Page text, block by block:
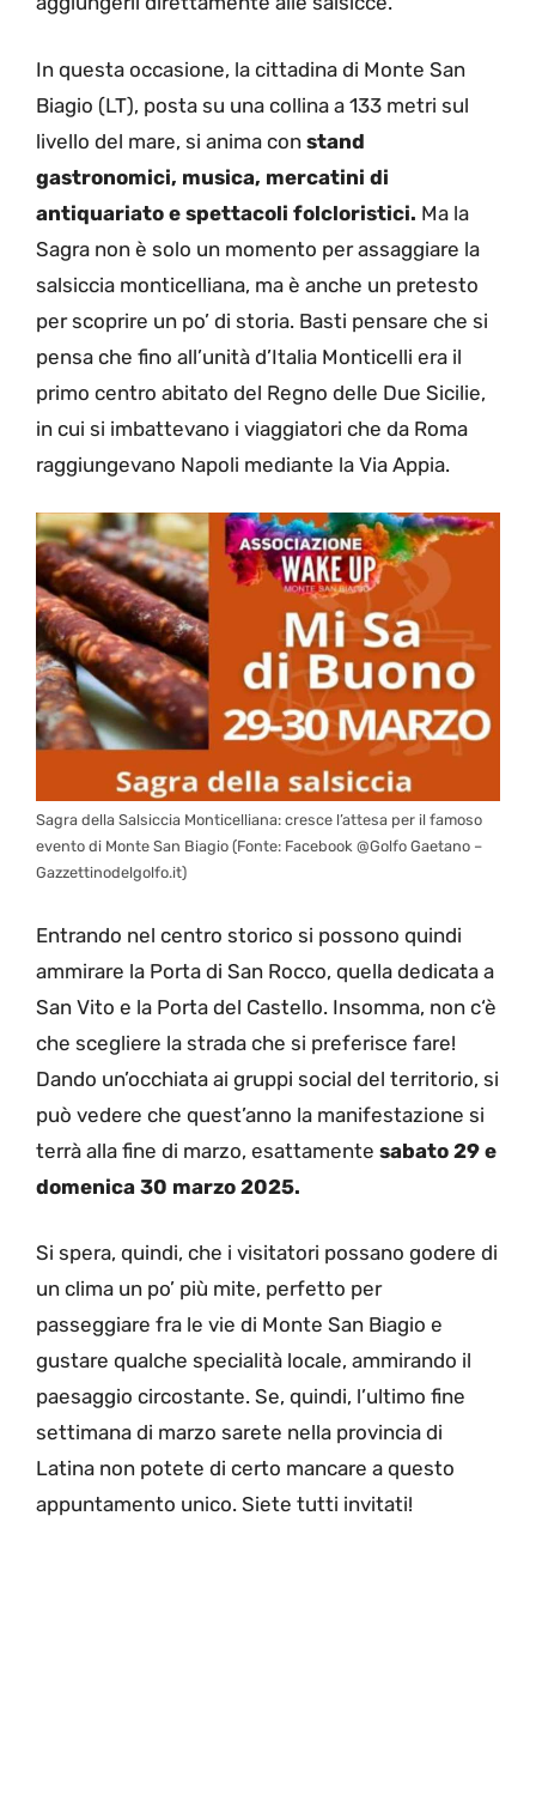
In questa occasione, la cittadina di Monte San
Biagio (LT), posta su una collina a 133 metri sul
livello del mare, si anima con stand
gastronomici, musica, mercatini di
antiquariato e spettacoli folcloristici. Ma la
Sagra non è solo un momento per assaggiare la
salsiccia monticelliana, ma è anche un pretesto
per scoprire un po’ di storia. Basti pensare che si
pensa che fino all’unità d’Italia Monticelli era il
primo centro abitato del Regno delle Due Sicilie,
in cui si imbattevano i viaggiatori che da Roma
raggiungevano Napoli mediante la Via Appia.
Sagra della Salsiccia Monticelliana: cresce l’attesa per il famoso
evento di Monte San Biagio (Fonte: Facebook @Golfo Gaetano –
Gazzettinodelgolfo.it)
Entrando nel centro storico si possono quindi
ammirare la Porta di San Rocco, quella dedicata a
San Vito e la Porta del Castello. Insomma, non c‘è
che scegliere la strada che si preferisce fare!
Dando un’occhiata ai gruppi social del territorio, si
può vedere che quest’anno la manifestazione si
terrà alla fine di marzo, esattamente sabato 29 e
domenica 30 marzo 2025.
Si spera, quindi, che i visitatori possano godere di
un clima un po’ più mite, perfetto per
passeggiare fra le vie di Monte San Biagio e
gustare qualche specialità locale, ammirando il
paesaggio circostante. Se, quindi, l’ultimo fine
settimana di marzo sarete nella provincia di
Latina non potete di certo mancare a questo
appuntamento unico. Siete tutti invitati!